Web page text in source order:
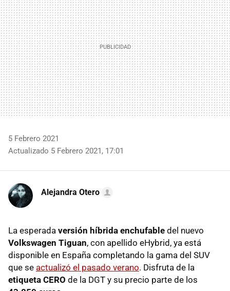
5 Febrero 2021
Actualizado 5 Febrero 2021, 17:01
Alejandra Otero
La esperada versión híbrida enchufable del nuevo
Volkswagen Tiguan, con apellido eHybrid, ya está
disponible en España completando la gama del SUV
que se actualizó el pasado verano. Disfruta de la
etiqueta CERO de la DGT y su precio parte de los